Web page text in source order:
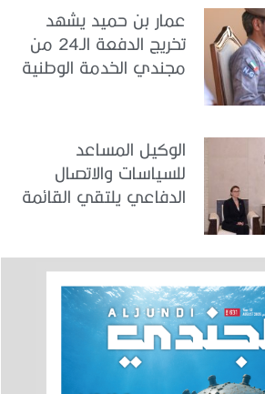
عمار بن حميد يشهد
تخريج الدفعة الـ24 من
مجندي الخدمة الوطنية
الوكيل المساعد
للسياسات والاتصال
الدفاعي يلتقي القائمة